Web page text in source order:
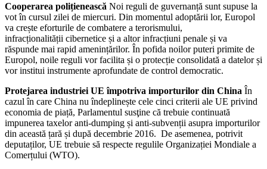
Cooperarea polițienească Noi reguli de guvernanță sunt supuse la
vot în cursul zilei de miercuri. Din momentul adoptării lor, Europol
va crește eforturile de combatere a terorismului,
infracționalității cibernetice și a altor infracțiuni penale și va
răspunde mai rapid amenințărilor. În pofida noilor puteri primite de
Europol, noile reguli vor facilita și o protecție consolidată a datelor și
vor institui instrumente aprofundate de control democratic.
Protejarea industriei UE împotriva importurilor din China În
cazul în care China nu îndeplinește cele cinci criterii ale UE privind
economia de piață, Parlamentul susţine că trebuie continuată
impunerea taxelor anti-dumping și anti-subvenții asupra importurilor
din această țară și după decembrie 2016. De asemenea, potrivit
deputaților, UE trebuie să respecte regulile Organizației Mondiale a
Comerțului (WTO).